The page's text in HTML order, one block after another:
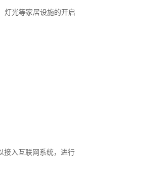
灯光等家居设施的开启
接入互联网系统，进行